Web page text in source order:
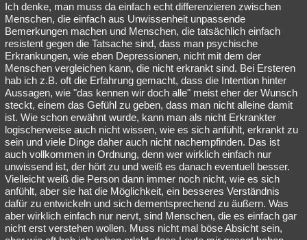
Ich denke, man muss da einfach echt differenzieren zwischen
Menschen, die einfach aus Unwissenheit unpassende
Bemerkungen machen und Menschen, die tatsächlich einfach
resistent gegen die Tatsache sind, dass man psychische
Erkrankungen, wie eben Depressionen, nicht mit dem der
Menschen vergleichen kann, die nicht erkrankt sind. Bei Ersteren
hab ich z.B. oft die Erfahrung gemacht, dass die Intention hinter
Aussagen, wie "das kennen wir doch alle" meist eher der Wunsch
steckt, einem das Gefühl zu geben, dass man nicht alleine damit
ist. Wie schon erwähnt wurde, kann man als nicht Erkrankter
logischerweise auch nicht wissen, wie es sich anfühlt, erkrankt zu
sein und viele Dinge daher auch nicht nachempfinden. Das ist
auch vollkommen in Ordnung, denn wer wirklich einfach nur
unwissend ist, der hört zu und weiß es danach eventuell besser.
Vielleicht weiß die Person dann immer noch nicht, wie es sich
anfühlt, aber sie hat die Möglichkeit, ein besseres Verständnis
dafür zu entwickeln und sich dementsprechend zu äußern. Was
aber wirklich einfach nur nervt, sind Menschen, die es einfach gar
nicht erst verstehen wollen. Muss nicht mal böse Absicht sein,